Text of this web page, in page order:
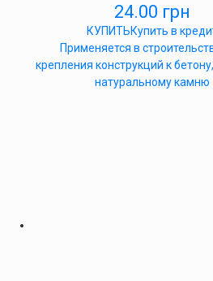
24.00 грн
КУПИТЬКупить в
Применяется в
крепления конструкций к
натуральному камню